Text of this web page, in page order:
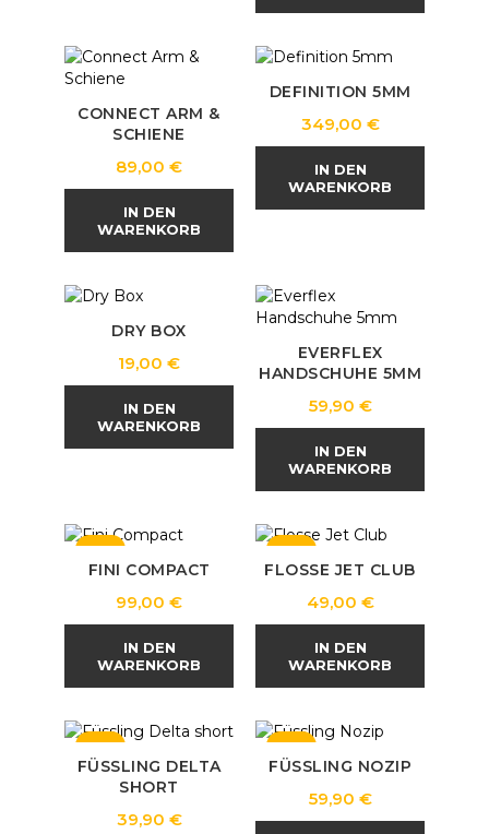
CONNECT ARM &
SCHIENE
Preis
89,00 €
IN DEN
WARENKORB
DEFINITION 5MM
Preis
349,00 €
IN DEN
WARENKORB
DRY BOX
Preis
19,00 €
IN DEN
WARENKORB
EVERFLEX
HANDSCHUHE 5MM
Preis
59,90 €
IN DEN
WARENKORB
NEU
FINI COMPACT
Preis
99,00 €
IN DEN
WARENKORB
NEU
FLOSSE JET CLUB
Preis
49,00 €
IN DEN
WARENKORB
NEU
FÜSSLING DELTA
SHORT
Preis
39,90 €
NEU
FÜSSLING NOZIP
Preis
59,90 €